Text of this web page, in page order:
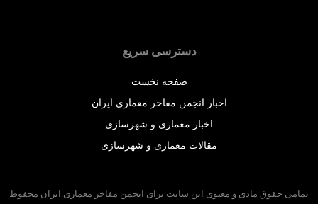
دسترسی سریع
صفحه نخست
اخبار انجمن مفاخر معماری ایران
اخبار معماری و شهرسازی
مقالات معماری و شهرسازی
حقوق مادی و معنوی این سایت برای انجمن مفاخر معماری ایران محفوظ